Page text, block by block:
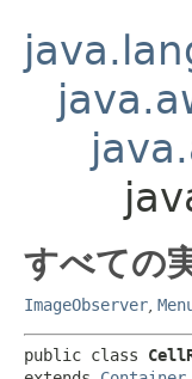
すべての
ImageObserver
public class